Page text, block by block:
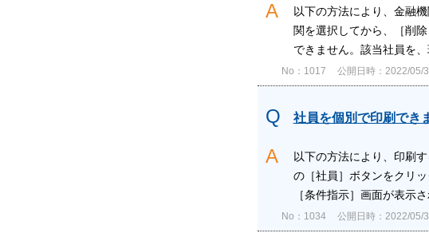
以下の方法により、金融
関を選択してから、［削
できません。該当社員を
No：1017 公開日時：2022/05/
社員を個別で印刷でき
以下の方法により、印刷
の［社員］ボタンをクリ
［条件指示］画面が表示
No：1034 公開日時：2022/05/